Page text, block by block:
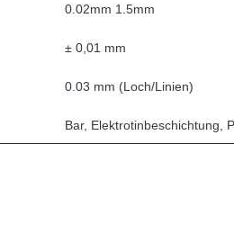
0.02mm 1.5mm
± 0,01 mm
0.03 mm (Loch/Linien)
Bar, Elektrotinbeschichtung,